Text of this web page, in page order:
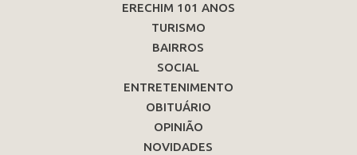
ERECHIM 101 ANOS
TURISMO
BAIRROS
SOCIAL
ENTRETENIMENTO
OBITUÁRIO
OPINIÃO
NOVIDADES